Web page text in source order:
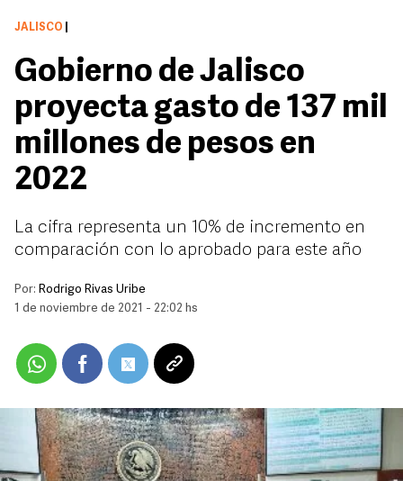
JALISCO
Gobierno de Jalisco
proyecta gasto de 137 mil
millones de pesos en
2022
La cifra representa un 10% de incremento en
comparación con lo aprobado para este año
Por: Rodrigo Rivas Uribe
1 de noviembre de 2021 - 22:02 hs